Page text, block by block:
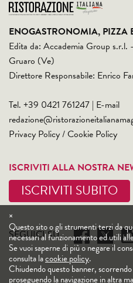
ENOGASTRONOMIA, PIZZA
Edita da: Accademia Group
Gruaro (Ve)
Direttore Responsabile: Enrico
Tel. +39 0421 761247 | E-mail
Privacy Policy/Cookie Policy
ISCRIVITI ALLA NOSTRA
ISCRIVITI SUBITO
SEGUICI SU
×
Questo sito o gli strumenti terzi da
necessari al funzionamento ed utili
Se vuoi saperne di più o negare il
consulta lacookie policy.
Chiudendo questo banner,
proseguendo la navigazione in altra